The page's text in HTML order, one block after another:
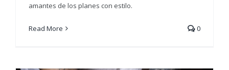
amantes de los planes con estilo.
Read More 0